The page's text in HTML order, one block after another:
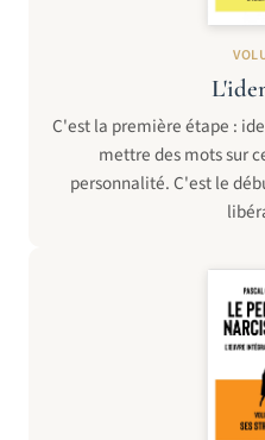
C'est la première étape :
mettre des mots sur
personnalité. C'est le